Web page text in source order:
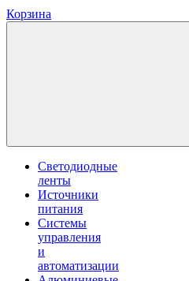
Корзина
Светодиодные
ленты
Источники
питания
Системы
управления
и
автоматизации